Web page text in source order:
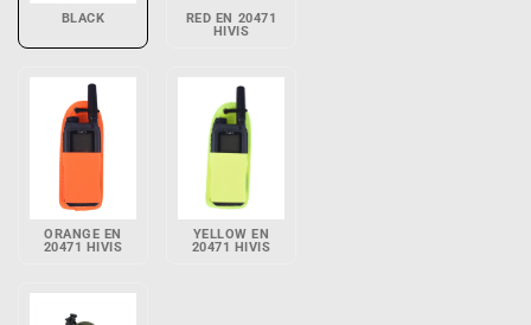
BLACK
RED EN 20471
HIVIS
ORANGE EN
20471 HIVIS
YELLOW EN
20471 HIVIS